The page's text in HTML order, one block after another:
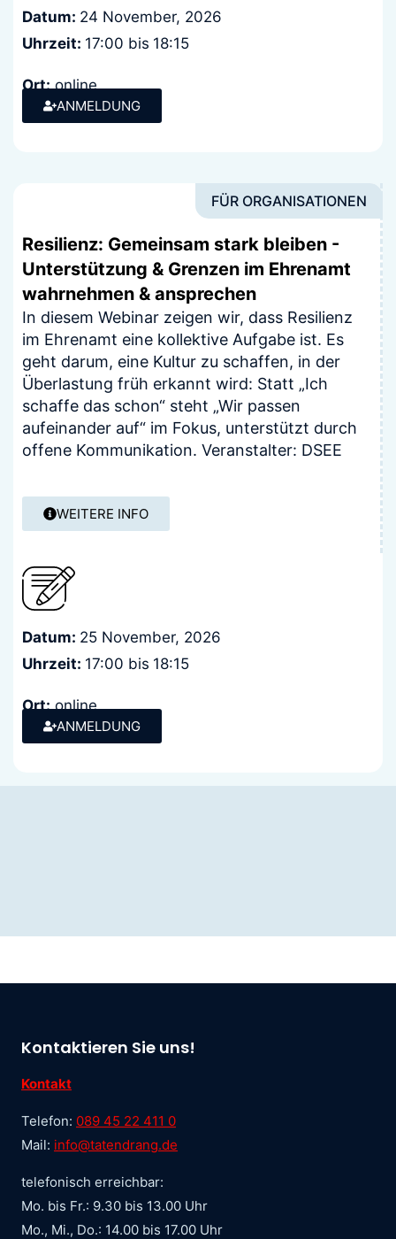
Datum: 24 November, 2026
Uhrzeit: 17:00 bis 18:15
Ort:online
Kosten:keine
ANMELDUNG
FÜR ORGANISATIONEN
Resilienz: Gemeinsam stark bleiben -
Unterstützung & Grenzen im Ehrenamt
wahrnehmen & ansprechen
In diesem Webinar zeigen wir, dass Resilienz
im Ehrenamt eine kollektive Aufgabe ist. Es
geht darum, eine Kultur zu schaffen, in der
Überlastung früh erkannt wird: Statt „Ich
schaffe das schon“ steht „Wir passen
aufeinander auf“ im Fokus, unterstützt durch
offene Kommunikation. Veranstalter: DSEE
WEITERE INFO
Datum: 25 November, 2026
Uhrzeit: 17:00 bis 18:15
Ort:online
Kosten:keine
ANMELDUNG
Kontaktieren Sie uns!
Kontakt
Telefon: 089 45 22 411 0
Mail: info@tatendrang.de
telefonisch erreichbar:
Mo. bis Fr.: 9.30 bis 13.00 Uhr
Mo., Mi., Do.: 14.00 bis 17.00 Uhr